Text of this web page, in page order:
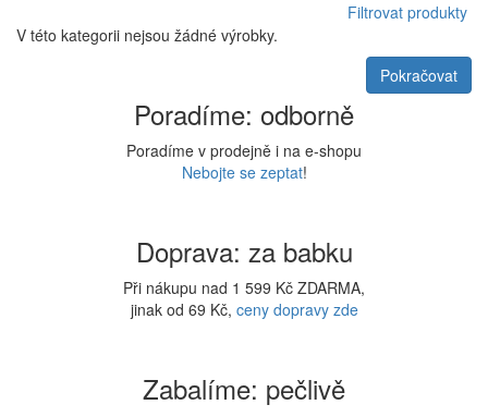
Filtrovat produkty
Brainy Filter
V této kategorii nejsou žádné výrobky.
Pokračovat
Poradíme: odborně
Poradíme v prodejně i na e-shopu
Nebojte se zeptat!
Doprava: za babku
Při nákupu nad 1 599 Kč ZDARMA,
jinak od 69 Kč, ceny dopravy zde
Zabalíme: pečlivě